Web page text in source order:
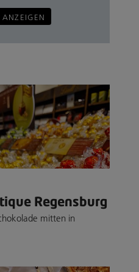
ANZEIGEN
Regensburg
mitten in